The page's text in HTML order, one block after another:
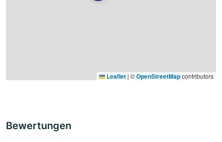
Leaflet | ©OpenStreetMapcontributors
Bewertungen